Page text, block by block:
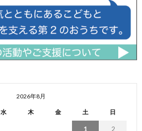
2026年8月
水 木 金 土 日
1 2